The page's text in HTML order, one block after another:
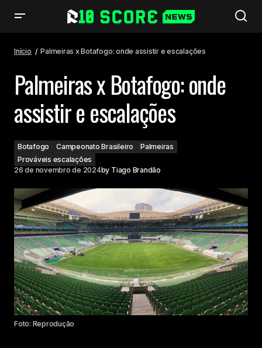
Início Palmeiras x Botafogo: onde assistir e escalações
Palmeiras x Botafogo: onde
assistir e escalações
Botafogo Campeonato Brasileiro
Palmeiras
Prováveis escalações
26 de novembro de 2024by Tiago Brandão
Foto: Reprodução